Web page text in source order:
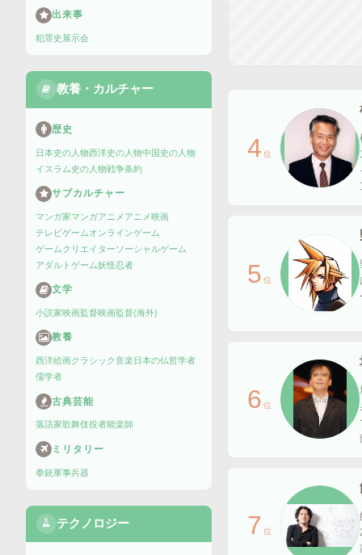
出来事
犯罪史 展示会
教養・カルチャー
歴史
日本史の人物西洋史の人物中国史の人物
イスラム史の人物戦争条約
サブカルチャー
マンガ家マンガアニメ アニメ映画
テレビゲームオンラインゲーム
ゲームクリエイターソーシャルゲーム
アダルトゲーム妖怪忍者
文学
小説家映画監督映画監督(海外)
教養
西洋絵画クラシック音楽 日本の仏哲学者
儒学者
古典芸能
落語家歌舞伎役者能楽師
ミリタリー
拳銃軍事兵器
テクノロジー
4 位
5 位
6 位
7 位